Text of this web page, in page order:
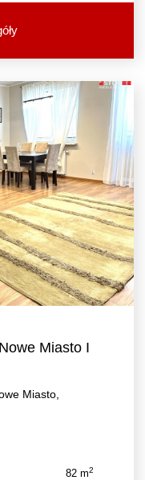
Miasto I
Miasto,
82 m2